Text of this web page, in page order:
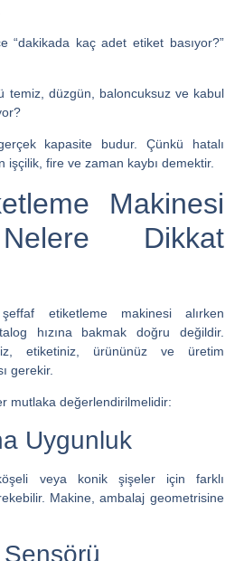
“dakikada kaç adet etiket basıyor?”
temiz, düzgün, baloncuksuz ve kabul
kapasite budur. Çünkü hatalı
işçilik, fire ve zaman kaybı demektir.
Makinesi
Dikkat
etiketleme makinesi alırken
hızına bakmak doğru değildir.
etiketiniz, ürününüz ve üretim
gerekir.
mutlaka değerlendirilmelidir:
Uygunluk
veya konik şişeler için farklı
Makine, ambalaj geometrisine